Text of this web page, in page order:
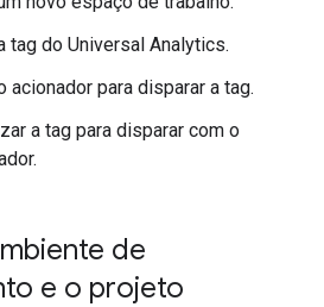
tag do Universal Analytics.
acionador para disparar a tag.
a tag para disparar com o
de
e o projeto